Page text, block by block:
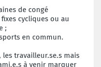
de congé
cycliques ou au
;
en commun.
travailleur.se.s mais
à venir marquer